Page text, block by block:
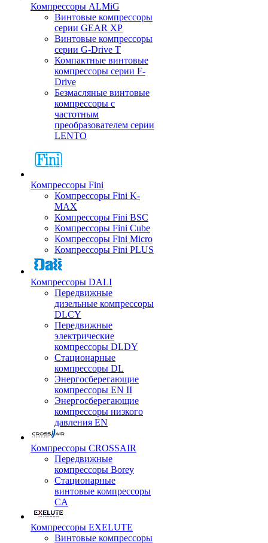
Компрессоры ALMiG
Винтовые компрессоры
серии GEAR XP
Винтовые компрессоры
серии G-Drive T
Компактные винтовые
компрессоры серии F-
Drive
Безмасляные винтовые
компрессоры с
частотным
преобразователем серии
LENTO
Компрессоры Fini
Компрессоры Fini K-
MAX
Компрессоры Fini BSC
Компрессоры Fini Cube
Компрессоры Fini Micro
Компрессоры Fini PLUS
Компрессоры DALI
Передвижные
дизельные компрессоры
DLCY
Передвижные
электрические
компрессоры DLDY
Стационарные
компрессоры DL
Энергосберегающие
компрессоры EN II
Энергосберегающие
компрессоры низкого
давления EN
Компрессоры CROSSAIR
Передвижные
компрессоры Borey
Стационарные
винтовые компрессоры
CA
Компрессоры EXELUTE
Винтовые компрессоры